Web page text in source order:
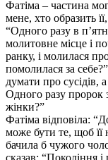
Фатіма – частина
мене, хто образить
“Одного разу в
молитовне місце і
ранку, і молилася
помолилася за
думати про сусідів,
Одного разу
жінки?”
Фатіма відповіла:
може бути те, щоб її
бачила б чужого
сказав: “Покоління